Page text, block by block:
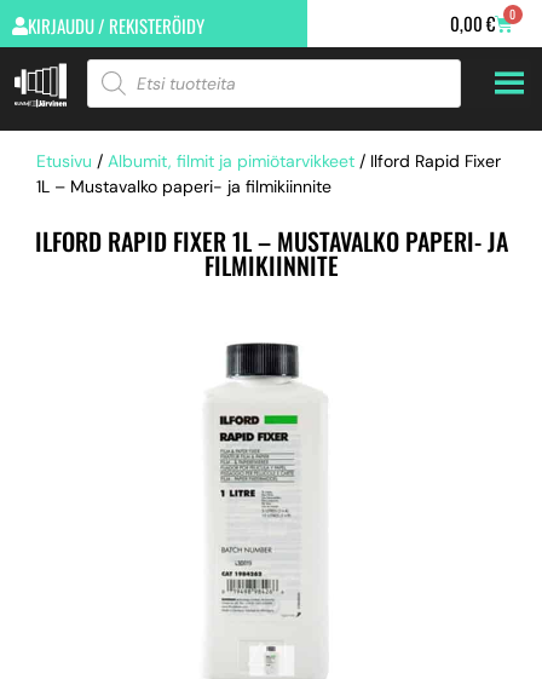
KIRJAUDU / REKISTERÖIDY 0,00€ 0
Etusivu / Albumit, filmit ja pimiötarvikkeet / Ilford Rapid Fixer
1L – Mustavalko paperi- ja filmikiinnite
ILFORD RAPID FIXER 1L – MUSTAVALKO PAPERI- JA
FILMIKIINNITE